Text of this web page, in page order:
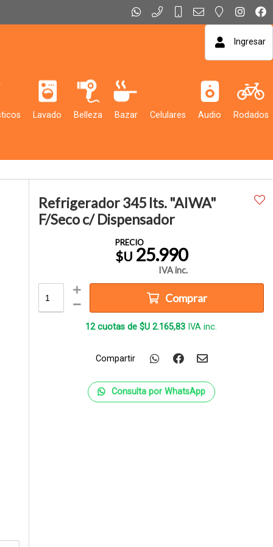
Ingresar
Lavado Belleza Bazar Celulares Audio Rodados
Refrigerador 345 lts. "AIWA"
F/Seco c/ Dispensador
PRECIO
$U 25.990
IVA inc.
Comprar
12 cuotas de $U 2.165,83 IVA inc.
Compartir
Consulta por WhatsApp